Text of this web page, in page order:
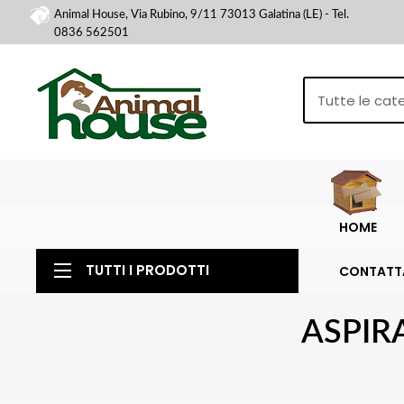
Animal House, Via Rubino, 9/11 73013 Galatina (LE) - Tel.
0836 562501
HOME
TUTTI I PRODOTTI